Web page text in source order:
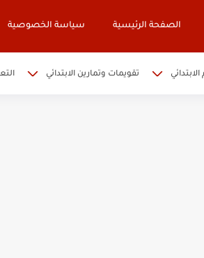
الصفحة الرئيسية سياسة الخصوصية
تقويمات وتمارين الابتدائي